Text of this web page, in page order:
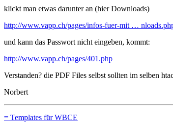
klickt man etwas darunter an (hier Downloads)
http://www.vapp.ch/pages/infos-fuer-mit …
und kann das Passwort nicht eingeben, kommt:
http://www.vapp.ch/pages/401.php
Verstanden? die PDF Files selbst sollten im selben
Norbert
= Templates für WBCE